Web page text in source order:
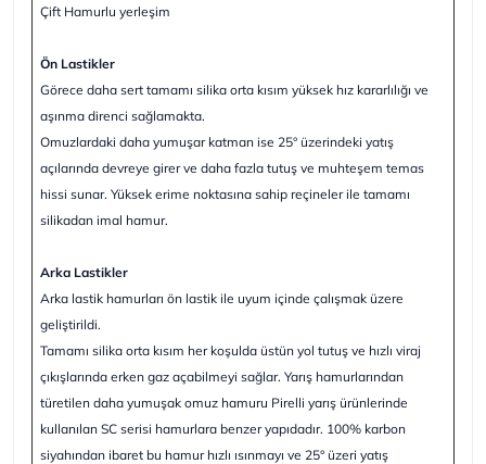
Çift Hamurlu yerleşim
Ön Lastikler
Görece daha sert tamamı silika orta kısım yüksek hız kararlılığı ve
aşınma direnci sağlamakta.
Omuzlardaki daha yumuşar katman ise 25° üzerindeki yatış
açılarında devreye girer ve daha fazla tutuş ve muhteşem temas
hissi sunar. Yüksek erime noktasına sahip reçineler ile tamamı
silikadan imal hamur.
Arka Lastikler
Arka lastik hamurları ön lastik ile uyum içinde çalışmak üzere
geliştirildi.
Tamamı silika orta kısım her koşulda üstün yol tutuş ve hızlı viraj
çıkışlarında erken gaz açabilmeyi sağlar. Yarış hamurlarından
türetilen daha yumuşak omuz hamuru Pirelli yarış ürünlerinde
kullanılan SC serisi hamurlara benzer yapıdadır. 100% karbon
siyahından ibaret bu hamur hızlı ısınmayı ve 25° üzeri yatış